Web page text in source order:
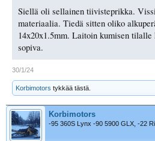
Siellä oli sellainen tiivisteprikka.
materiaalia. Tiedä sitten oliko
14x20x1.5mm. Laitoin kumisen
sopiva.
30/1/24
Korbimotors tykkää tästä.
Korbimotors
-95 360S Lynx -90 5900 GLX, -22